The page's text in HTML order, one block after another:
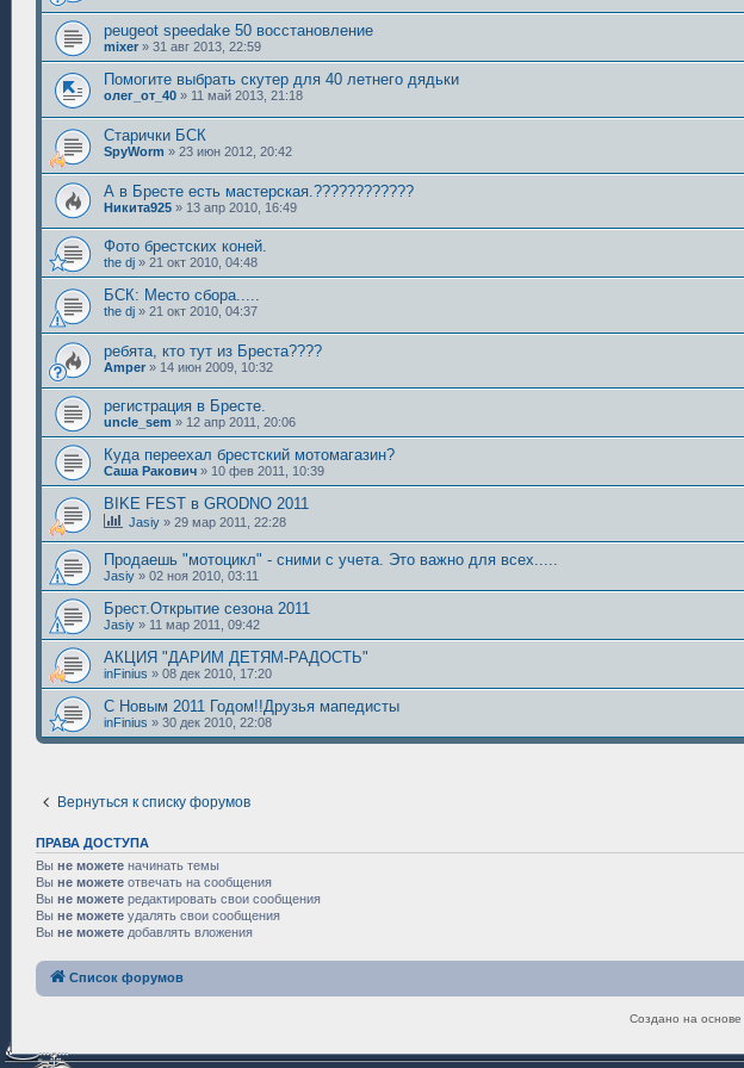
peugeot speedake 50 восстановление
mixer » 31 авг 2013, 22:59
Помогите выбрать скутер для 40 летнего дядьки
олег_от_40 » 11 май 2013, 21:18
Старички БСК
SpyWorm » 23 июн 2012, 20:42
А в Бресте есть мастерская.????????????
Никита925 » 13 апр 2010, 16:49
Фото брестских коней.
the dj » 21 окт 2010, 04:48
БСК: Место сбора.....
the dj » 21 окт 2010, 04:37
ребята, кто тут из Бреста????
Amper » 14 июн 2009, 10:32
регистрация в Бресте.
uncle_sem » 12 апр 2011, 20:06
Куда переехал брестский мотомагазин?
Саша Ракович » 10 фев 2011, 10:39
BIKE FEST в GRODNO 2011
Jasiy » 29 мар 2011, 22:28
Продаешь "мотоцикл" - сними с учета. Это важно для всех.....
Jasiy » 02 ноя 2010, 03:11
Брест.Открытие сезона 2011
Jasiy » 11 мар 2011, 09:42
АКЦИЯ "ДАРИМ ДЕТЯМ-РАДОСТЬ"
inFinius » 08 дек 2010, 17:20
С Новым 2011 Годом!!Друзья мапедисты
inFinius » 30 дек 2010, 22:08
Вернуться к списку форумов
ПРАВА ДОСТУПА
Вы не можете начинать темы
Вы не можете отвечать на сообщения
Вы не можете редактировать свои сообщения
Вы не можете удалять свои сообщения
Вы не можете добавлять вложения
Список форумов
Создано на основе